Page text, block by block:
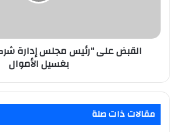
بغسيل
الأموالالقبض على “رئيس مجلس إدارة
بغسيل الأموال
مقالات ذات صلة